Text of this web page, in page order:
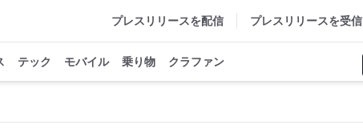
プレスリリースを配信 プレスリリースを受信
テック モバイル 乗り物 クラファン